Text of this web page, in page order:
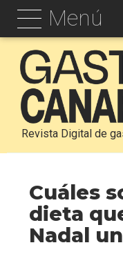
Menú
Revista Digital de
Cuáles
dieta
Nadal